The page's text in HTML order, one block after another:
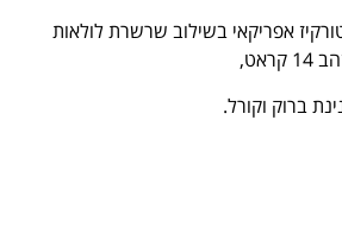
אפריקאי בשילוב שרשרת לולאות
ברוק וקורל.